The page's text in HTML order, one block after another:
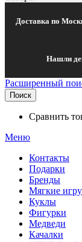
Доставка по
Нашли
Расширенный
Поиск
Сравнить
Меню
Контакты
Подарки
Бренды
Мягкие
Куклы
Фигурки
Медведи
Качалки